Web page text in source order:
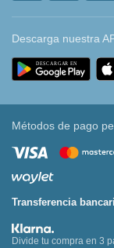
Descarga nuestra
Métodos de pago
Transferencia
Divide tu compra en 3